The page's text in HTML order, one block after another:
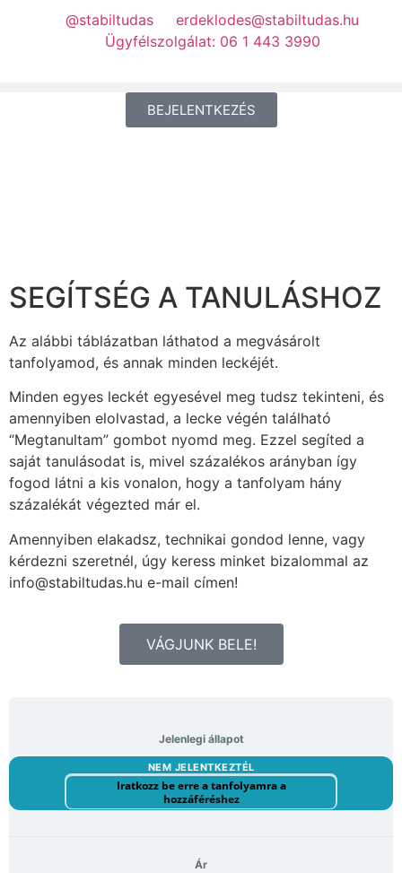
@stabiltudas
erdeklodes@stabiltudas.hu
Ügyfélszolgálat: 06 1 443 3990
BEJELENTKEZÉS
SEGÍTSÉG A TANULÁSHOZ
Az alábbi táblázatban láthatod a megvásárolt
tanfolyamod, és annak minden leckéjét.
Minden egyes leckét egyesével meg tudsz tekinteni, és
amennyiben elolvastad, a lecke végén található
“Megtanultam” gombot nyomd meg. Ezzel segíted a
saját tanulásodat is, mivel százalékos arányban így
fogod látni a kis vonalon, hogy a tanfolyam hány
százalékát végezted már el.
Amennyiben elakadsz, technikai gondod lenne, vagy
kérdezni szeretnél, úgy keress minket bizalommal az
info@stabiltudas.hu e-mail címen!
VÁGJUNK BELE!
Jelenlegi állapot
NEM JELENTKEZTÉL
Iratkozz be erre a tanfolyamra a
hozzáféréshez
Ár